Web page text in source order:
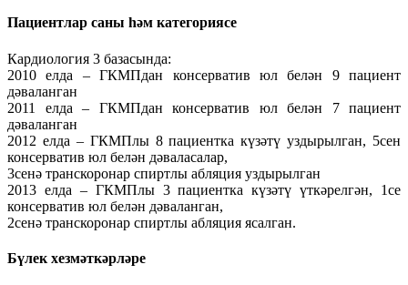
Пациентлар саны һәм категориясе
Кардиология 3 базасында:
2010 елда – ГКМПдан консерватив юл белән 9 пациент
дәваланган
2011 елда – ГКМПдан консерватив юл белән 7 пациент
дәваланган
2012 елда – ГКМПлы 8 пациентка күзәтү уздырылган, 5сен
консерватив юл белән дәваласалар,
3сенә транскоронар спиртлы абляция уздырылган
2013 елда – ГКМПлы 3 пациентка күзәтү үткәрелгән, 1се
консерватив юл белән дәваланган,
2сенә транскоронар спиртлы абляция ясалган.
Бүлек хезмәткәрләре